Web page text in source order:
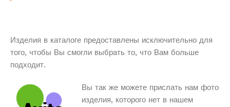
Изделия в каталоге предоставлены исключительно для
того, чтобы Вы смогли выбрать то, что Вам больше
подходит.
Вы так же можете прислать нам фото
изделия, которого нет в нашем